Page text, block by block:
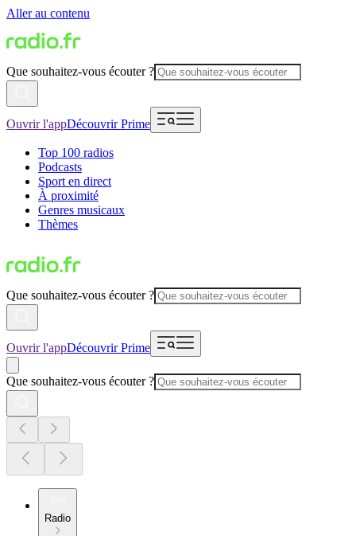
Aller au contenu
Que souhaitez-vous écouter ?
Ouvrir l'appDécouvrir Prime
Top 100 radios
Podcasts
Sport en direct
À proximité
Genres musicaux
Thèmes
Que souhaitez-vous écouter ?
Ouvrir l'appDécouvrir Prime
Que souhaitez-vous écouter ?
Radio